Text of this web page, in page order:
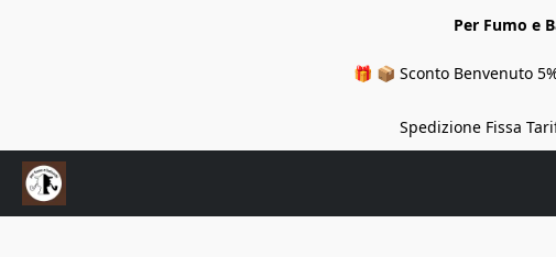
Per Fumo e
🎁 📦 Sconto Benvenuto
Spedizione Fissa